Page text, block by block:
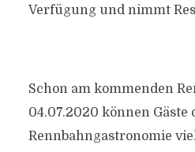
Verfügung und nimmt
Schon am kommenden
04.07.2020 können Gäste
Rennbahngastronomie